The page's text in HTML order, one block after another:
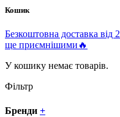
Кошик
Безкоштовна доставка від
ще приємнішими🔥
У кошику немає товарів.
Фільтр
Бренди +